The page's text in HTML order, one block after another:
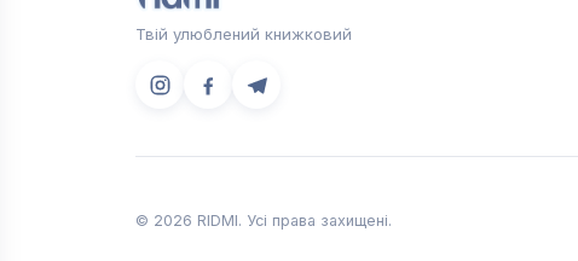
Твій улюблений книжковий
© 2026 RIDMI. Усі права захищені.